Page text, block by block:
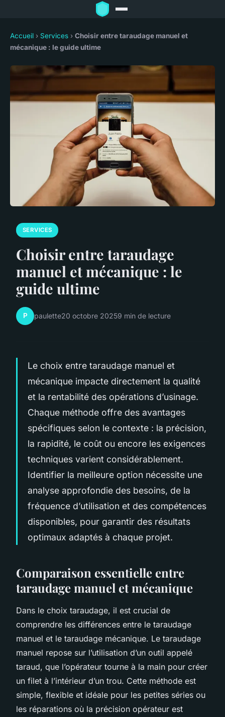
Accueil › Services › Choisir entre taraudage manuel et
mécanique : le guide ultime
SERVICES
Choisir entre taraudage
manuel et mécanique : le
guide ultime
P paulette20 octobre 20259 min de lecture
Le choix entre taraudage manuel et
mécanique impacte directement la qualité
et la rentabilité des opérations d’usinage.
Chaque méthode offre des avantages
spécifiques selon le contexte : la précision,
la rapidité, le coût ou encore les exigences
techniques varient considérablement.
Identifier la meilleure option nécessite une
analyse approfondie des besoins, de la
fréquence d’utilisation et des compétences
disponibles, pour garantir des résultats
optimaux adaptés à chaque projet.
Comparaison essentielle entre
taraudage manuel et mécanique
Dans le choix taraudage, il est crucial de
comprendre les différences entre le taraudage
manuel et le taraudage mécanique. Le taraudage
manuel repose sur l’utilisation d’un outil appelé
taraud, que l’opérateur tourne à la main pour créer
un filet à l’intérieur d’un trou. Cette méthode est
simple, flexible et idéale pour les petites séries ou
les réparations où la précision opérateur est